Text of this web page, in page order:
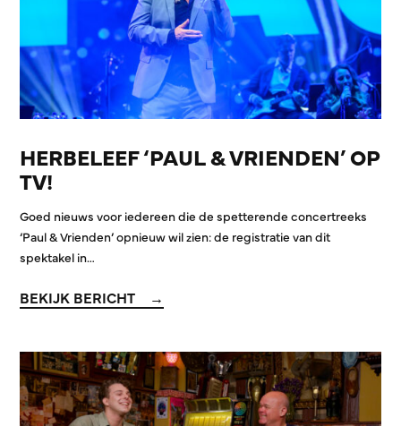
HERBELEEF ‘PAUL & VRIENDEN’ OP
TV!
Goed nieuws voor iedereen die de spetterende concertreeks
‘Paul & Vrienden’ opnieuw wil zien: de registratie van dit
spektakel in…
BEKIJK BERICHT